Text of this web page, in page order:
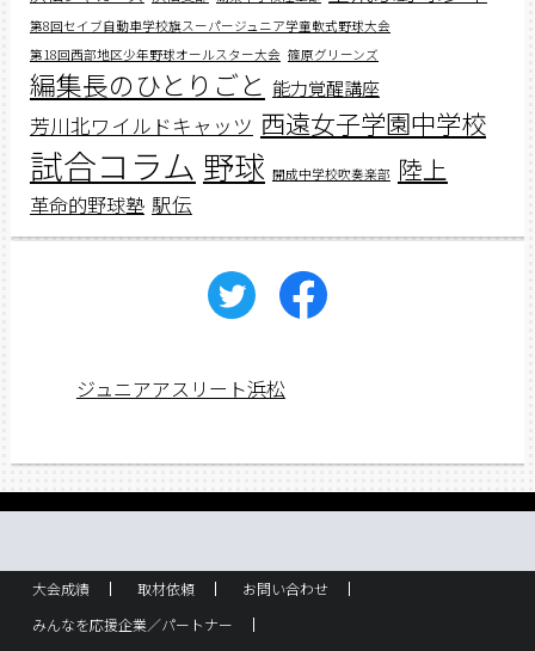
第8回セイブ自動車学校旗スーパージュニア学童軟式野球大会
第18回西部地区少年野球オールスター大会 篠原グリーンズ
編集長のひとりごと 能力覚醒講座
芳川北ワイルドキャッツ 西遠女子学園中学校
試合コラム 野球 開成中学校吹奏楽部 陸上
革命的野球塾 駅伝
ジュニアアスリート浜松
大会成績 取材依頼
お問い合わせ
みんなを応援企業／パートナー